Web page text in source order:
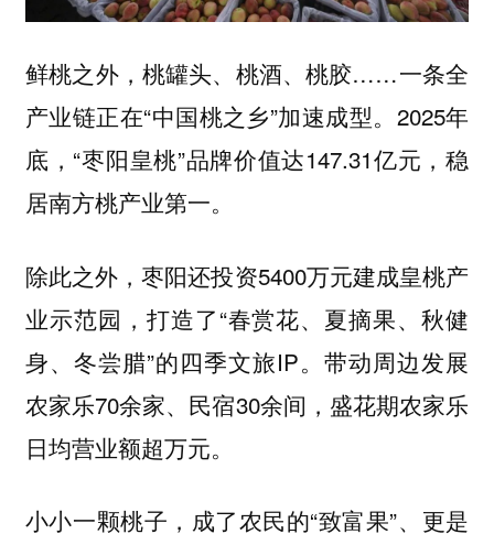
鲜桃之外，桃罐头、桃酒、桃胶……一条全
产业链正在“中国桃之乡”加速成型。2025年
底，“枣阳皇桃”品牌价值达147.31亿元，稳
居南方桃产业第一。
除此之外，枣阳还投资5400万元建成皇桃产
业示范园，打造了“春赏花、夏摘果、秋健
身、冬尝腊”的四季文旅IP。带动周边发展
农家乐70余家、民宿30余间，盛花期农家乐
日均营业额超万元。
小小一颗桃子，成了农民的“致富果”、更是